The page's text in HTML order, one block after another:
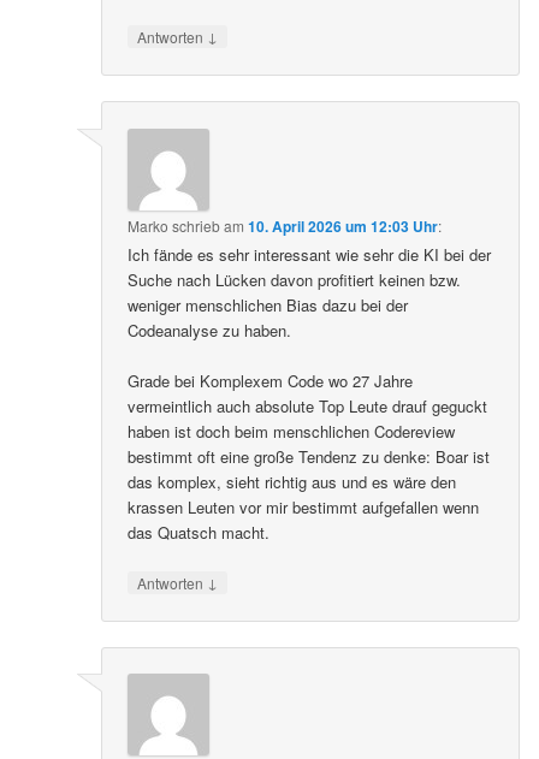
Antworten ↓
Marko schriebam10. April 2026 um 12:03 Uhr:
Ich fände es sehr interessant wie sehr die KI bei der
Suche nach Lücken davon profitiert keinen bzw.
weniger menschlichen Bias dazu bei der
Codeanalyse zu haben.
Grade bei Komplexem Code wo 27 Jahre
vermeintlich auch absolute Top Leute drauf geguckt
haben ist doch beim menschlichen Codereview
bestimmt oft eine große Tendenz zu denke: Boar ist
das komplex, sieht richtig aus und es wäre den
krassen Leuten vor mir bestimmt aufgefallen wenn
das Quatsch macht.
Antworten ↓